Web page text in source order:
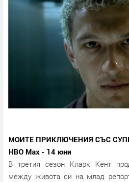
МОИТЕ ПРИКЛЮЧЕНИЯ СЪС
HBO Max - 14 юни
В третия сезон Кларк Кент
между живота си на млад